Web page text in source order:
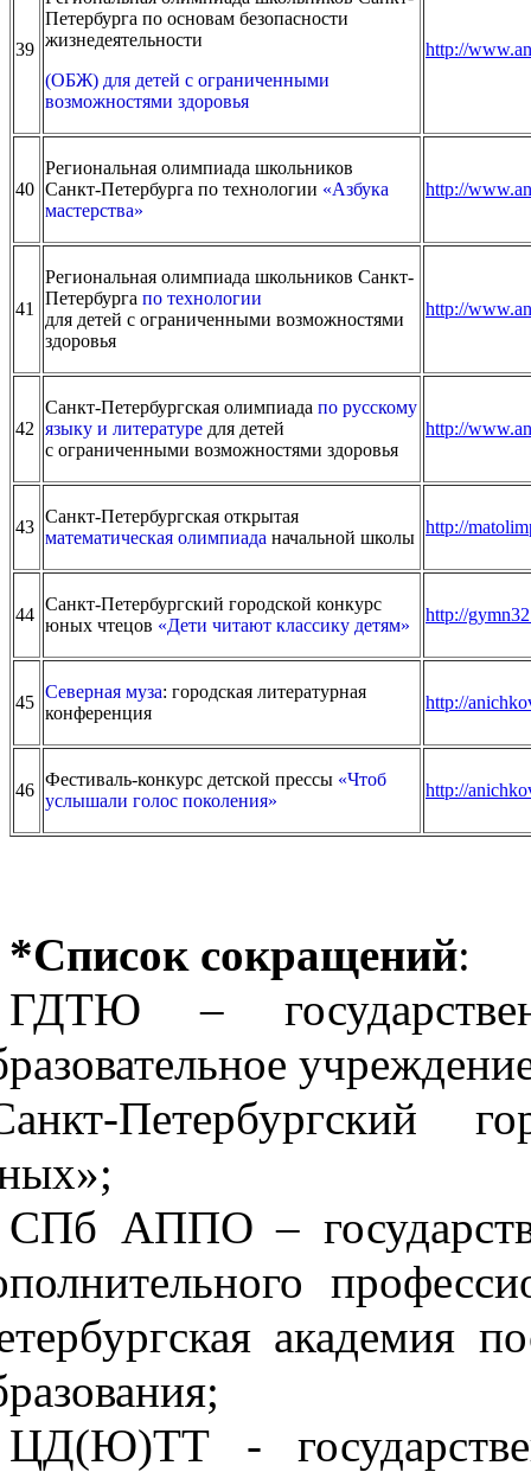
39
Петербурга по основам безопасности
жизнедеятельности
(ОБЖ) для детей с ограниченными
возможностями здоровья
http://
40
Региональная олимпиада школьников
Санкт-Петербурга по технологии «Азбука
мастерства»
http://
41
Региональная олимпиада школьников Санкт-
Петербурга по технологии
для детей с ограниченными возможностями
здоровья
http://
42
Санкт-Петербургская олимпиада по русскому
языку и литературе для детей
с ограниченными возможностями здоровья
http://
43
Санкт-Петербургская открытая
математическая олимпиада начальной школы
http://
44
Санкт-Петербургский городской конкурс
юных чтецов «Дети читают классику детям»
http://
45
Северная муза: городская литературная
конференция
http://
46
Фестиваль-конкурс детской прессы «Чтоб
услышали голос поколения»
http://
*Список сокращений:
ГДТЮ –
Петербургский
СПб АППО –
академия
ЦД(Ю)ТТ -